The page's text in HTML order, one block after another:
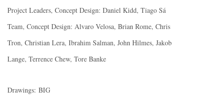
Project Leaders, Concept Design: Daniel Kidd, Tiago Sá
Team, Concept Design: Alvaro Velosa, Brian Rome, Chris
Tron, Christian Lera, Ibrahim Salman, John Hilmes, Jakob
Lange, Terrence Chew, Tore Banke
Drawings: BIG